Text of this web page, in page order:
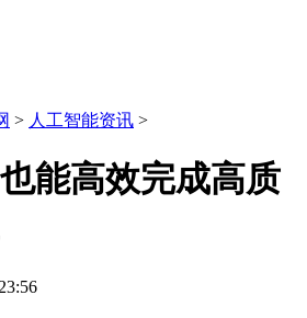
> 人工智能资讯 >
能高效完成高质